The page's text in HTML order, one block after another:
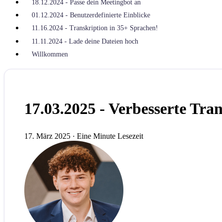
18.12.2024 - Passe dein Meetingbot an
01.12.2024 - Benutzerdefinierte Einblicke
11.16.2024 - Transkription in 35+ Sprachen!
11.11.2024 - Lade deine Dateien hoch
Willkommen
17.03.2025 - Verbesserte
17. März 2025 · Eine Minute Lesezeit